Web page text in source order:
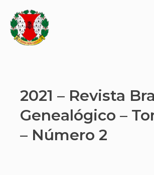
2021 – Revista
Genealógico –
– Número 2